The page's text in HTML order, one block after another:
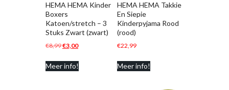
HEMA HEMA Kinder
Boxers
Katoen/stretch – 3
Stuks Zwart (zwart)
€8,99Oorspronkelijke
was:
€3,00Huidige
Meer info!
HEMA HEMA Takkie
En Siepie
Kinderpyjama Rood
(rood)
€22,99
Meer info!